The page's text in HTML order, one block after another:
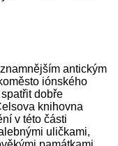
antickým
iónského
dobře
knihovna
v této části
uličkami,